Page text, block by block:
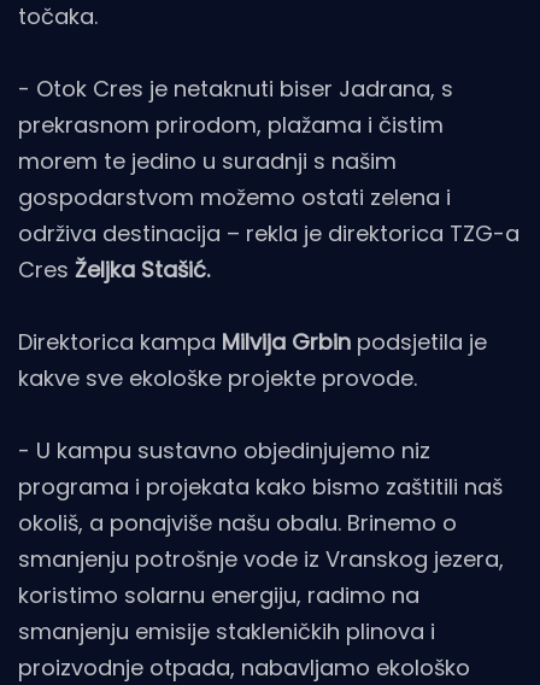
točaka.
- Otok Cres je netaknuti biser Jadrana, s
prekrasnom prirodom, plažama i čistim
morem te jedino u suradnji s našim
gospodarstvom možemo ostati zelena i
održiva destinacija – rekla je direktorica TZG-a
Cres Željka Stašić.
Direktorica kampa Milvija Grbin podsjetila je
kakve sve ekološke projekte provode.
- U kampu sustavno objedinjujemo niz
programa i projekata kako bismo zaštitili naš
okoliš, a ponajviše našu obalu. Brinemo o
smanjenju potrošnje vode iz Vranskog jezera,
koristimo solarnu energiju, radimo na
smanjenju emisije stakleničkih plinova i
proizvodnje otpada, nabavljamo ekološko